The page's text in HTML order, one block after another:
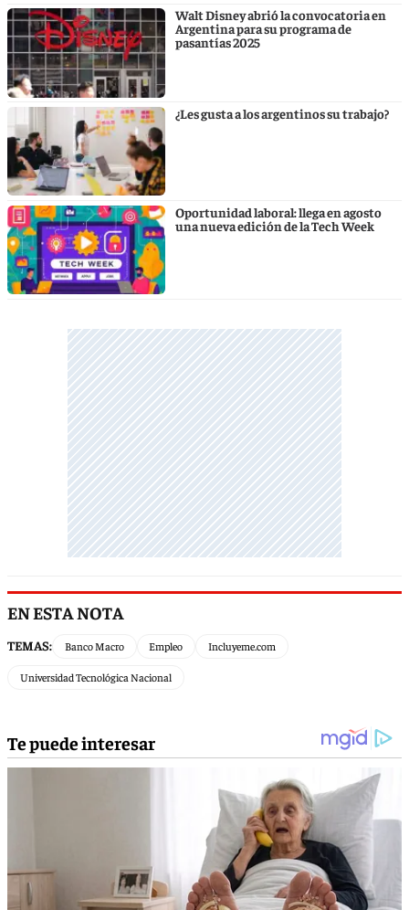
Walt Disney abrió la convocatoria en
Argentina para su programa de
pasantías 2025
¿Les gusta a los argentinos su trabajo?
Oportunidad laboral: llega en agosto
una nueva edición de la Tech Week
EN ESTA NOTA
TEMAS: Banco Macro Empleo Incluyeme.com
Universidad Tecnológica Nacional